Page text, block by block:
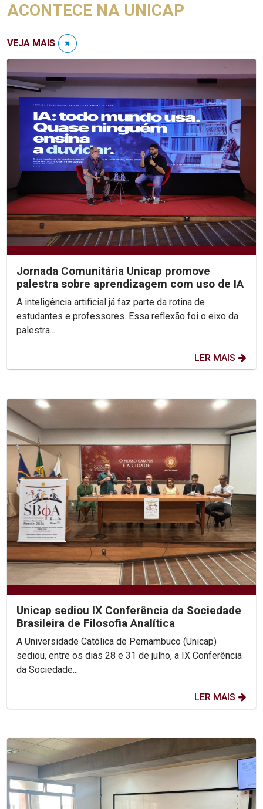
ACONTECE NA UNICAP
VEJA MAIS
Jornada Comunitária Unicap promove
palestra sobre aprendizagem com uso de IA
A inteligência artificial já faz parte da rotina de
estudantes e professores. Essa reflexão foi o eixo da
palestra...
LER MAIS
Unicap sediou IX Conferência da Sociedade
Brasileira de Filosofia Analítica
A Universidade Católica de Pernambuco (Unicap)
sediou, entre os dias 28 e 31 de julho, a IX Conferência
da Sociedade...
LER MAIS